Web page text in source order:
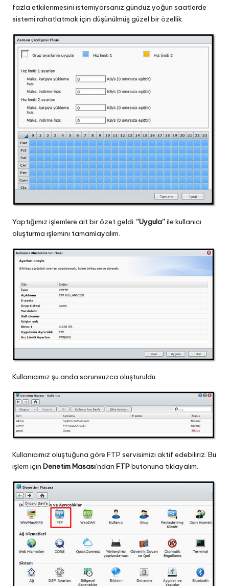
fazla etkilenmesini istemiyorsanız gündüz yoğun saatlerde
sistemi rahatlatmak için düşünülmüş güzel bir özellik.
Yaptığımız işlemlere ait bir özet geldi.“Uygula”ile kullanıcı
oluşturma işlemini tamamlayalım.
Kullanıcımız şu anda sorunsuzca oluşturuldu.
Kullanıcımız oluştuğuna göre FTP servisimizi aktif edebiliriz. Bu
işlem için Denetim Masası’ndan FTPbutonuna tıklayalım.